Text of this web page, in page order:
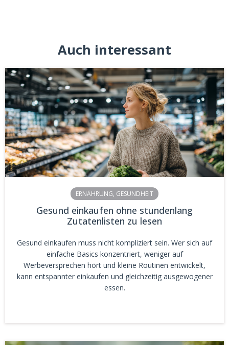
Auch interessant
ERNÄHRUNG, GESUNDHEIT
Gesund einkaufen ohne stundenlang
Zutatenlisten zu lesen
Gesund einkaufen muss nicht kompliziert sein. Wer sich auf
einfache Basics konzentriert, weniger auf
Werbeversprechen hört und kleine Routinen entwickelt,
kann entspannter einkaufen und gleichzeitig ausgewogener
essen.